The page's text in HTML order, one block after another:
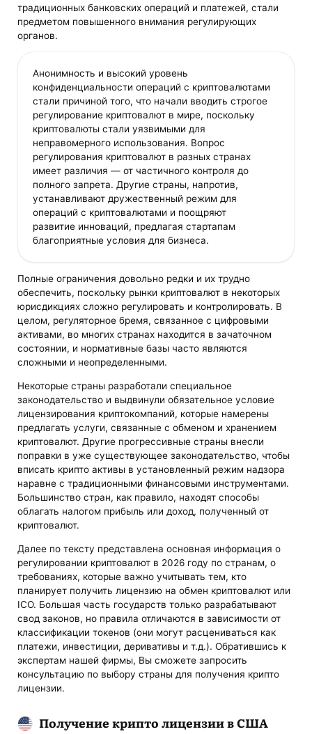
традиционных банковских операций и платежей, стали
предметом повышенного внимания регулирующих
органов.
Анонимность и высокий уровень
конфиденциальности операций с криптовалютами
стали причиной того, что начали вводить строгое
регулирование криптовалют в мире, поскольку
криптовалюты стали уязвимыми для
неправомерного использования. Вопрос
регулирования криптовалют в разных странах
имеет различия — от частичного контроля до
полного запрета. Другие страны, напротив,
устанавливают дружественный режим для
операций с криптовалютами и поощряют
развитие инноваций, предлагая стартапам
благоприятные условия для бизнеса.
Полные ограничения довольно редки и их трудно
обеспечить, поскольку рынки криптовалют в некоторых
юрисдикциях сложно регулировать и контролировать. В
целом, регуляторное бремя, связанное с цифровыми
активами, во многих странах находится в зачаточном
состоянии, и нормативные базы часто являются
сложными и неопределенными.
Некоторые страны разработали специальное
законодательство и выдвинули обязательное условие
лицензирования криптокомпаний, которые намерены
предлагать услуги, связанные с обменом и хранением
криптовалют. Другие прогрессивные страны внесли
поправки в уже существующее законодательство, чтобы
вписать крипто активы в установленный режим надзора
наравне с традиционными финансовыми инструментами.
Большинство стран, как правило, находят способы
облагать налогом прибыль или доход, полученный от
криптовалют.
Далее по тексту представлена основная информация о
регулировании криптовалют в 2026 году по странам, о
требованиях, которые важно учитывать тем, кто
планирует получить лицензию на обмен криптовалют или
ICO. Большая часть государств только разрабатывают
свод законов, но правила отличаются в зависимости от
классификации токенов (они могут расцениваться как
платежи, инвестиции, деривативы и т.д.). Обратившись к
экспертам нашей фирмы, Вы сможете запросить
консультацию по выбору страны для получения крипто
лицензии.
Получение крипто лицензии в США